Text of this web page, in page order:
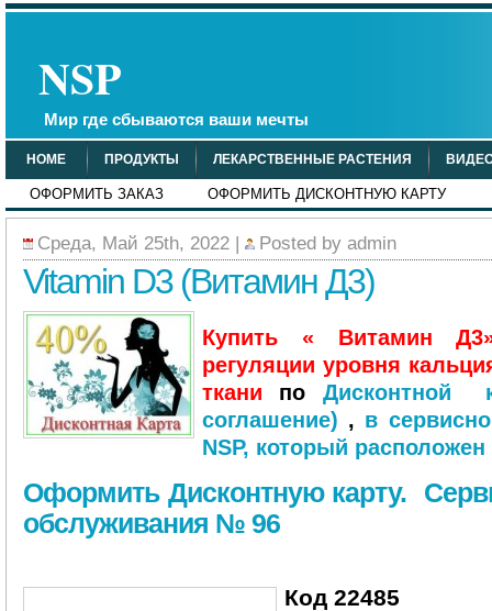
NSP
Мир где сбываются ваши мечты
HOME ПРОДУКТЫ ЛЕКАРСТВЕННЫЕ РАСТЕНИЯ
ОФОРМИТЬ ЗАКАЗ ОФОРМИТЬ ДИСКОНТНУЮ КАРТУ
Среда, Май 25th, 2022 | Posted by admin
Vitamin D3 (Витамин Д3)
Купить « Витамин
регуляции уровня
ткани по Дисконтной
соглашение) , в
NSP, который
Оформить Дисконтную карту.
обслуживания № 96
Код 22485